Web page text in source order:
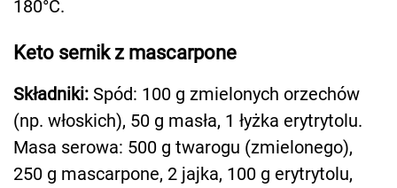
180°C.
Keto sernik z mascarpone
Składniki: Spód: 100 g zmielonych orzechów
(np. włoskich), 50 g masła, 1 łyżka erytrytolu.
Masa serowa: 500 g twarogu (zmielonego),
250 g mascarpone, 2 jajka, 100 g erytrytolu,